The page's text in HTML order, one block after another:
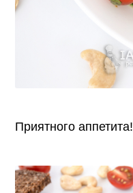
Приятного аппетита!